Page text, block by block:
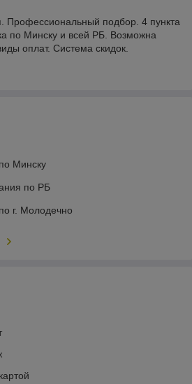
Профессиональный подбор. 4 пункта
по Минску и всей РБ. Возможна
оплат. Система скидок.
Минску
по РБ
г. Молодечно